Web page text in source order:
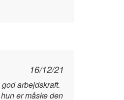
16/12/21
arbejdskraft.
er måske den